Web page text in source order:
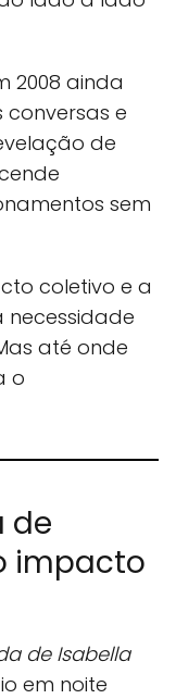
2008 ainda
e
de
sem
coletivo e a
necessidade
até onde
o
de
impacto
de Isabella
em noite